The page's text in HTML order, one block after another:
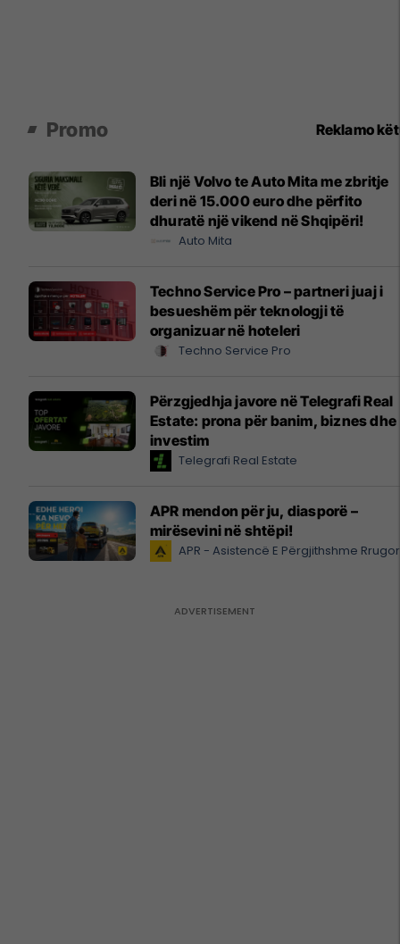
Promo Reklamo
Bli një Volvo te Auto Mita me zbritje
deri në 15.000 euro dhe përfito
dhuratë një vikend në Shqipëri!
Auto Mita
Techno Service Pro – partneri juaj i
besueshëm për teknologji të
organizuar në hoteleri
Techno Service Pro
Përzgjedhja javore në Telegrafi Real
Estate: prona për banim, biznes dhe
investim
Telegrafi Real Estate
APR mendon për ju, diasporë –
mirësevini në shtëpi!
APR - Asistencë E Përgjithshme